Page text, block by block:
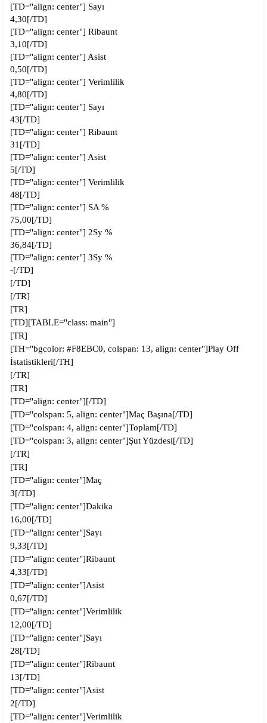
[TD="align: center"] Sayı
4,30[/TD]
[TD="align: center"] Ribaunt
3,10[/TD]
[TD="align: center"] Asist
0,50[/TD]
[TD="align: center"] Verimlilik
4,80[/TD]
[TD="align: center"] Sayı
43[/TD]
[TD="align: center"] Ribaunt
31[/TD]
[TD="align: center"] Asist
5[/TD]
[TD="align: center"] Verimlilik
48[/TD]
[TD="align: center"] SA %
75,00[/TD]
[TD="align: center"] 2Sy %
36,84[/TD]
[TD="align: center"] 3Sy %
-[/TD]
[/TD]
[/TR]
[TR]
[TD][TABLE="class: main"]
[TR]
[TH="bgcolor: #F8EBC0, colspan: 13, align: center"]Play Off
İstatistikleri[/TH]
[/TR]
[TR]
[TD="align: center"][/TD]
[TD="colspan: 5, align: center"]Maç Başına[/TD]
[TD="colspan: 4, align: center"]Toplam[/TD]
[TD="colspan: 3, align: center"]Şut Yüzdesi[/TD]
[/TR]
[TR]
[TD="align: center"]Maç
3[/TD]
[TD="align: center"]Dakika
16,00[/TD]
[TD="align: center"]Sayı
9,33[/TD]
[TD="align: center"]Ribaunt
4,33[/TD]
[TD="align: center"]Asist
0,67[/TD]
[TD="align: center"]Verimlilik
12,00[/TD]
[TD="align: center"]Sayı
28[/TD]
[TD="align: center"]Ribaunt
13[/TD]
[TD="align: center"]Asist
2[/TD]
[TD="align: center"]Verimlilik